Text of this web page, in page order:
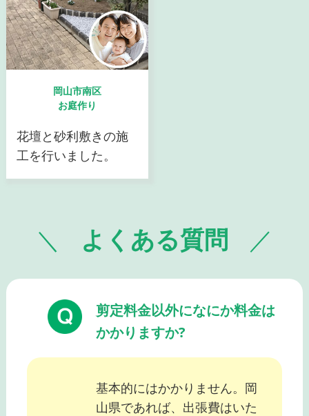
岡山市南区
お庭作り
花壇と砂利敷きの施
工を行いました。
よくある質問
剪定料金以外になにか料金は
かかりますか?
基本的にはかかりません。岡
山県であれば、出張費はいた